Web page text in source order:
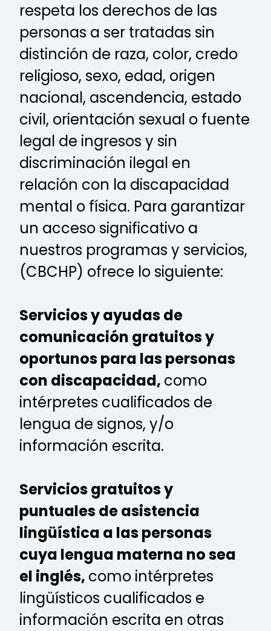
respeta los derechos de las
personas a ser tratadas sin
distinción de raza, color, credo
religioso, sexo, edad, origen
nacional, ascendencia, estado
civil, orientación sexual o fuente
legal de ingresos y sin
discriminación ilegal en
relación con la discapacidad
mental o física. Para garantizar
un acceso significativo a
nuestros programas y servicios,
(CBCHP) ofrece lo siguiente:
Servicios y ayudas de
comunicación gratuitos y
oportunos para las personas
con discapacidad, como
intérpretes cualificados de
lengua de signos, y/o
información escrita.
Servicios gratuitos y
puntuales de asistencia
lingüística a las personas
cuya lengua materna no sea
el inglés, como intérpretes
lingüísticos cualificados e
información escrita en otras